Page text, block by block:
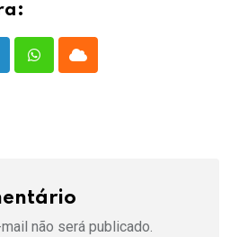
WhatsappCloud
não será publicado.